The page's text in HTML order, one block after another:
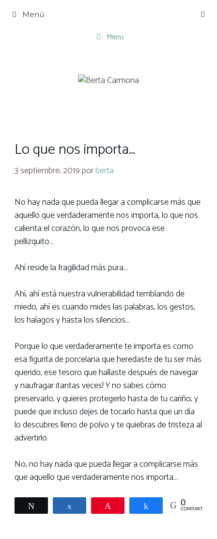
Menú
Menu
Lo que nos importa…
3 septiembre, 2019porberta
No hay nada que pueda llegar a complicarse más que
aquello que verdaderamente nos importa, lo que nos
calienta el corazón, lo que nos provoca ese
pellizquito…
Ahí reside la fragilidad más pura…
Ahí, ahí está nuestra vulnerabilidad temblando de
miedo, ahí es cuando mides las palabras, los gestos,
los halagos y hasta los silencios…
Porque lo que verdaderamente te importa es como
esa figurita de porcelana que heredaste de tu ser más
querido, ese tesoro que hallaste después de navegar
y naufragar ¡tantas veces! Y no sabes cómo
preservarlo, y quieres protegerlo hasta de tu cariño, y
puede que incluso dejes de tocarlo hasta que un día
lo descubres lleno de polvo y te quiebras de tristeza al
advertirlo.
No, no hay nada que pueda llegar a complicarse más
que aquello que verdaderamente nos importa…
Compartir Compartir
0
COMPARTIR